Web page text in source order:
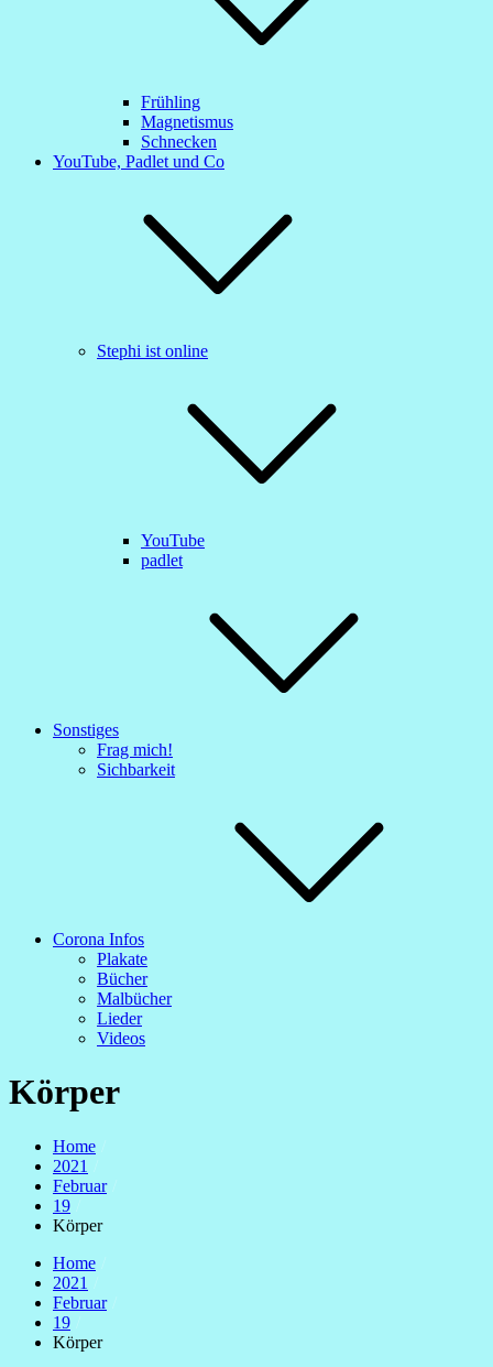
Frühling
Magnetismus
Schnecken
YouTube, Padlet und Co
Stephi ist online
YouTube
padlet
Sonstiges
Frag mich!
Sichbarkeit
Corona Infos
Plakate
Bücher
Malbücher
Lieder
Videos
Körper
Home
2021
Februar
19
Körper
Home
2021
Februar
19
Körper